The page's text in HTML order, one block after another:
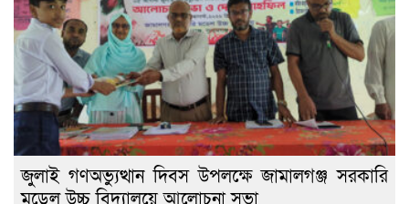
জুলাই গণঅভ্যুত্থান দিবস উপলক্ষে জামালগঞ্জ সরকারি
মডেল উচ্চ বিদ্যালয়ে আলোচনা সভা